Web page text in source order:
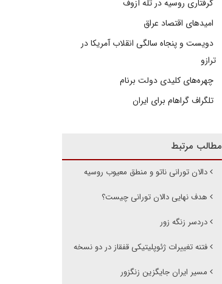
گرفتاری روسیه در تله آزوف
امیدهای اقتصاد عراق
دویست و پنجاه سالگی انقلاب آمریکا در
ترازو
چهره‌های کلیدی دولت برنام
تلگراف گراهام برای ایران
مطالب مرتبط
دالان تورانی ناتو و منطق معیوب روسیه
هدف نهایی دالان تورانی چیست؟
دردسر زنگه زور
فتنه تغییرات ژئوپلیتیکی قفقاز در دو نسخه
مسیر ایران جایگزین زنگزور